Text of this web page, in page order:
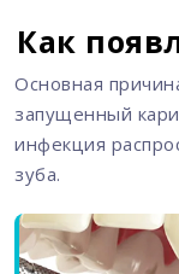
Как
Основная
запущенный
инфекция
зуба.